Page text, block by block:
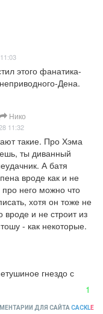
этого фанатика-
Дена.
Нико
11:32
такие. Про Хэма
ты диванный
А батя
вроде как и не
про него можно что
хотя он тоже не
вроде и не строит из
- как некоторые.
гнездо с
1
ДЛЯ САЙТА CACKLE